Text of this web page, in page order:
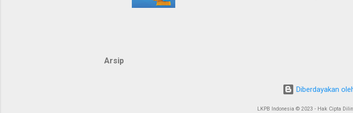
merupakan salah satu dari beberapa kampus
Arsip
Diberdayakan
LKPB Indonesia © 2023 - Hak Cipta